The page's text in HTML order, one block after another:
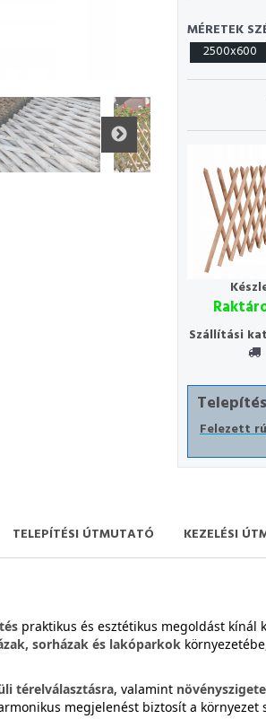
MÉRETEK
2500x600
Szállítási
Felezett
TELEPÍTÉSI ÚTMUTATÓ KEZELÉSI
praktikus és esztétikus megoldást kínál
sorházak és lakóparkok
térelválasztásra, valamint
megjelenést biztosít a környezet